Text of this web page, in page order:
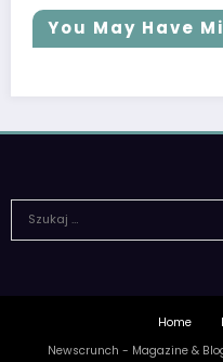
You May Have
Home
Newscrunch - Magazine &